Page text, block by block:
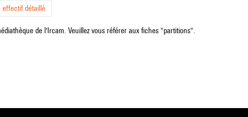
effectif détaillé
de l'Ircam. Veuillez vous référer aux fiches "partitions".